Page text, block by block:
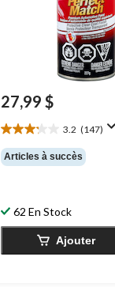
27,99 $
3.2 (147)
3.2
étoile(s)
sur
évaluations
Articles à succès
62 En Stock
Ajouter